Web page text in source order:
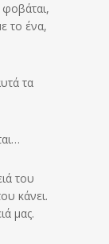
το ένα,
τα
του
κάνει.
μας.